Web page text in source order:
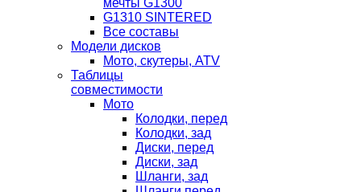
G1310 SINTERED
Все составы
Модели дисков
Мото, скутеры, ATV
Таблицы
совместимости
Мото
Колодки, перед
Колодки, зад
Диски, перед
Диски, зад
Шланги, зад